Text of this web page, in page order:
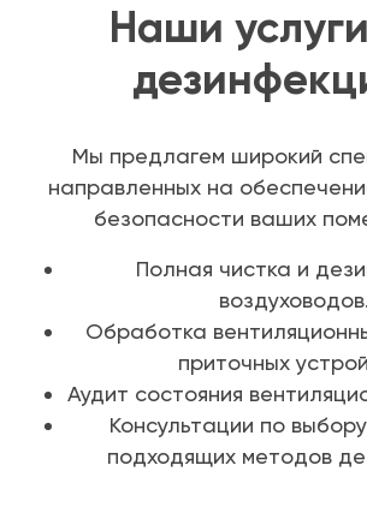
Наши
Мы предлагем широкий
направленных на
безопасности ваших
Полная чистка и
воздуховодов.
Обработка
приточных
Аудит состояния
Консультации по
подходящих методов